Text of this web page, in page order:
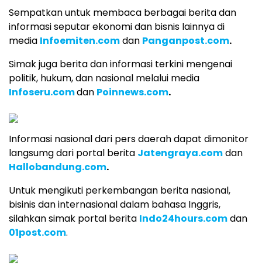
Sempatkan untuk membaca berbagai berita dan
informasi seputar ekonomi dan bisnis lainnya di
media Infoemiten.comdan Panganpost.com.
Simak juga berita dan informasi terkini mengenai
politik, hukum, dan nasional melalui media
Infoseru.comdan Poinnews.com.
Informasi nasional dari pers daerah dapat dimonitor
langsumg dari portal berita Jatengraya.comdan
Hallobandung.com.
Untuk mengikuti perkembangan berita nasional,
bisinis dan internasional dalam bahasa Inggris,
silahkan simak portal berita Indo24hours.comdan
01post.com.